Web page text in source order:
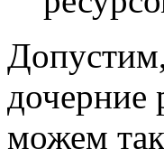
дочерние
можем